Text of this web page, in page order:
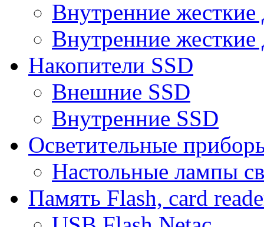
Внутренние
Внутренние
Накопители SSD
Внешние SSD
Внутренние SSD
Осветительные
Настольные лампы
Память Flash, card